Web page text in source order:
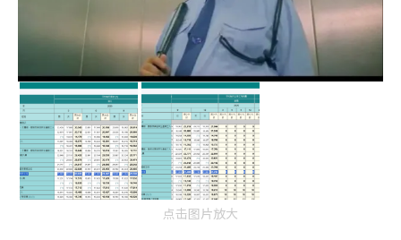
点击图片放大